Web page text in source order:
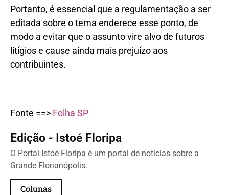
Portanto, é essencial que a regulamentação a ser
editada sobre o tema enderece esse ponto, de
modo a evitar que o assunto vire alvo de futuros
litígios e cause ainda mais prejuízo aos
contribuintes.
Fonte ==> Folha SP
Edição - Istoé Floripa
O Portal Istoé Floripa é um portal de notícias sobre a
Grande Florianópolis.
Colunas